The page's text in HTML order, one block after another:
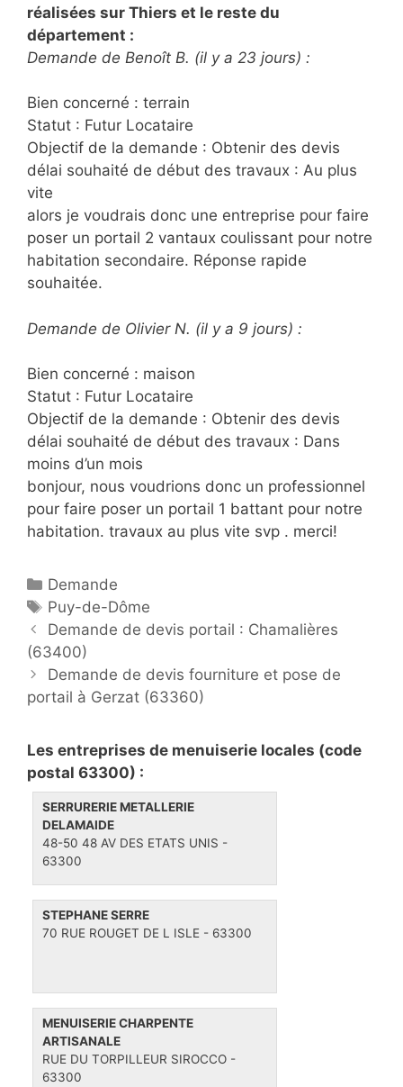
réalisées sur Thiers et le reste du
département :
Demande de Benoît B. (il y a 23 jours) :
Bien concerné : terrain
Statut : Futur Locataire
Objectif de la demande : Obtenir des devis
délai souhaité de début des travaux : Au plus
vite
alors je voudrais donc une entreprise pour faire
poser un portail 2 vantaux coulissant pour notre
habitation secondaire. Réponse rapide
souhaitée.
Demande de Olivier N. (il y a 9 jours) :
Bien concerné : maison
Statut : Futur Locataire
Objectif de la demande : Obtenir des devis
délai souhaité de début des travaux : Dans
moins d’un mois
bonjour, nous voudrions donc un professionnel
pour faire poser un portail 1 battant pour notre
habitation. travaux au plus vite svp . merci!
C
a
t
é
g
o
i
e
s
Demande
É
t
i
q
u
t
t
e
s
Puy-de-Dôme
P
o
s
t
a
v
i
o
Demande de devis portail : Chamalières
(63400)
Demande de devis fourniture et pose de
portail à Gerzat (63360)
Les entreprises de menuiserie locales (code
postal 63300) :
SERRURERIE METALLERIE
DELAMAIDE
48-50 48 AV DES ETATS UNIS -
63300
STEPHANE SERRE
70 RUE ROUGET DE L ISLE - 63300
MENUISERIE CHARPENTE
ARTISANALE
RUE DU TORPILLEUR SIROCCO -
63300